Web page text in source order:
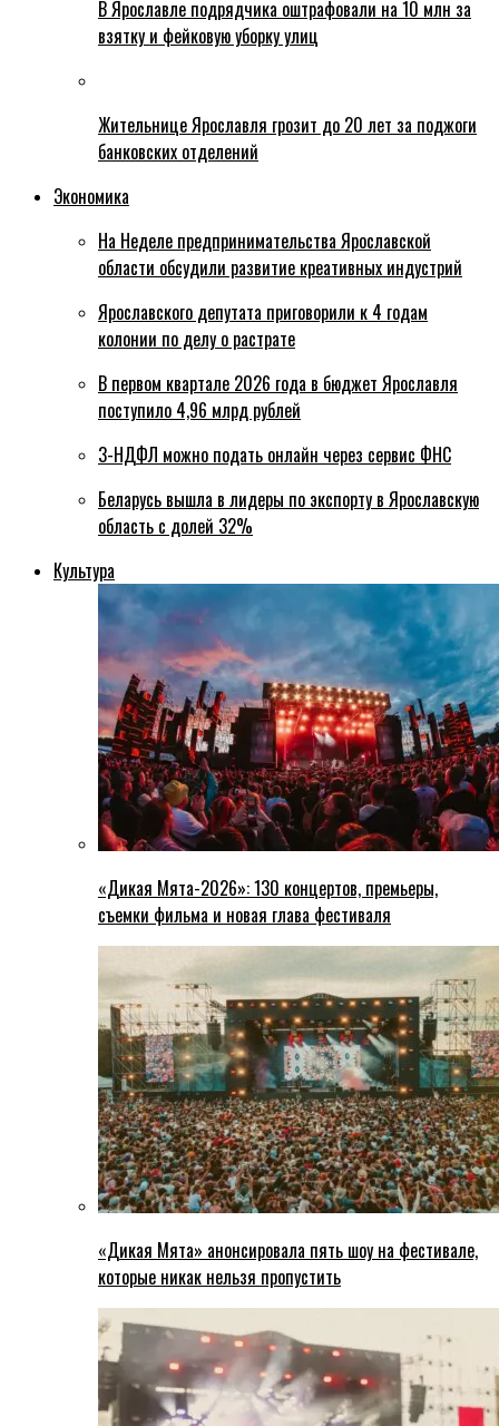
В Ярославле подрядчика оштрафовали на 10 млн за
взятку и фейковую уборку улиц
Жительнице Ярославля грозит до 20 лет за поджоги
банковских отделений
Экономика
На Неделе предпринимательства Ярославской
области обсудили развитие креативных индустрий
Ярославского депутата приговорили к 4 годам
колонии по делу о растрате
В первом квартале 2026 года в бюджет Ярославля
поступило 4,96 млрд рублей
3-НДФЛ можно подать онлайн через сервис ФНС
Беларусь вышла в лидеры по экспорту в Ярославскую
область с долей 32%
Культура
«Дикая Мята-2026»: 130 концертов, премьеры,
съемки фильма и новая глава фестиваля
«Дикая Мята» анонсировала пять шоу на фестивале,
которые никак нельзя пропустить